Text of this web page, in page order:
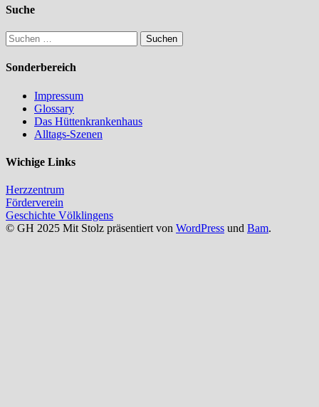
Suche
Suchen
nach:
Sonderbereich
Impressum
Glossary
Das Hüttenkrankenhaus
Alltags-Szenen
Wichige Links
Herzzentrum
Förderverein
Geschichte Völklingens
© GH 2025 Mit Stolz präsentiert von WordPress und Bam.